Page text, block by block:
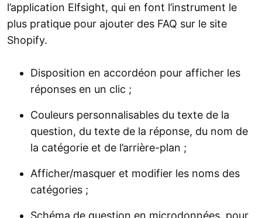
l’application Elfsight, qui en font l’instrument le
plus pratique pour ajouter des FAQ sur le site
Shopify.
Disposition en accordéon pour afficher les
réponses en un clic ;
Couleurs personnalisables du texte de la
question, du texte de la réponse, du nom de
la catégorie et de l’arrière-plan ;
Afficher/masquer et modifier les noms des
catégories ;
Schéma de question en microdonnées, pour